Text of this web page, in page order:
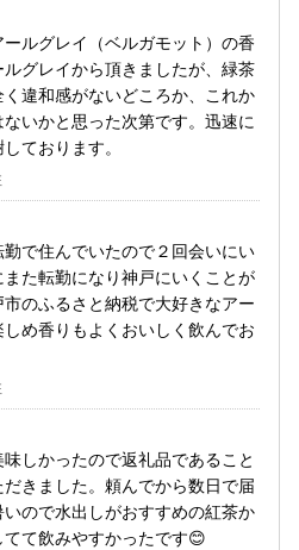
ルグレイ（ベルガモット）の香
グレイから頂きましたが、緑茶
違和感がないどころか、これか
いかと思った次第です。迅速に
ております。
で住んでいたので２回会いにい
た転勤になり神戸にいくことが
のふるさと納税で大好きなアー
め香りもよくおいしく飲んでお
しかったので返礼品であること
きました。頼んでから数日で届
ので水出しがおすすめの紅茶か
て飲みやすかったです😊